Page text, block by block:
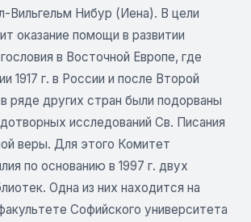
Вильгельм Нибур (Иена). В цели
оказание помощи в развитии
в Восточной Европе, где
1917 г. в России и после Второй
ряде других стран были подорваны
исследований Св. Писания
веры. Для этого Комитет
по основанию в 1997 г. двух
Одна из них находится на
Софийского университета